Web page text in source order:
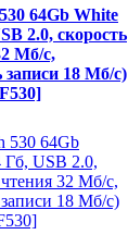
64Gb White
2.0, скорость
Мб/с,
записи 18 Мб/с)